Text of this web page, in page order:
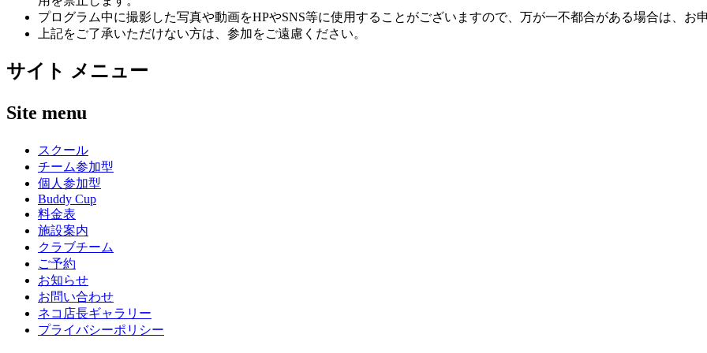
プログラム中に撮影した写真や動画をHPやSNS等に使用することがございますので、万が一不都合がある場合は、お
上記をご了承いただけない方は、参加をご遠慮ください。
サイト メニュー
Site menu
スクール
チーム参加型
個人参加型
Buddy Cup
料金表
施設案内
クラブチーム
ご予約
お知らせ
お問い合わせ
ネコ店長ギャラリー
プライバシーポリシー